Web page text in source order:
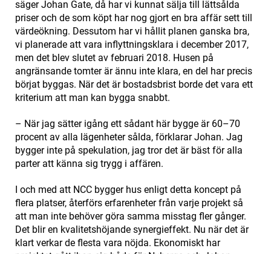
säger Johan Gate, då har vi kunnat sälja till lättsålda
priser och de som köpt har nog gjort en bra affär sett till
värdeökning. Dessutom har vi hållit planen ganska bra,
vi planerade att vara inflyttningsklara i december 2017,
men det blev slutet av februari 2018. Husen på
angränsande tomter är ännu inte klara, en del har precis
börjat byggas. När det är bostadsbrist borde det vara ett
kriterium att man kan bygga snabbt.
– När jag sätter igång ett sådant här bygge är 60–70
procent av alla lägenheter sålda, förklarar Johan. Jag
bygger inte på spekulation, jag tror det är bäst för alla
parter att känna sig trygg i affären.
I och med att NCC bygger hus enligt detta koncept på
flera platser, återförs erfarenheter från varje projekt så
att man inte behöver göra samma misstag fler gånger.
Det blir en kvalitetshöjande synergieffekt. Nu när det är
klart verkar de flesta vara nöjda. Ekonomiskt har